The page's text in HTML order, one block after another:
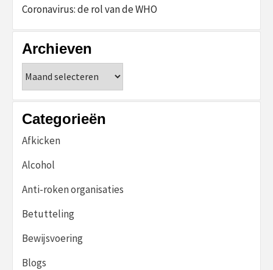
Coronavirus: de rol van de WHO
Archieven
Categorieën
Afkicken
Alcohol
Anti-roken organisaties
Betutteling
Bewijsvoering
Blogs